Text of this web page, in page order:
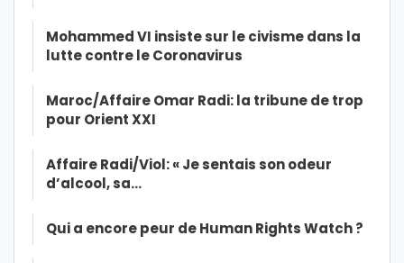
Mohammed VI insiste sur le civisme dans la
lutte contre le Coronavirus
Maroc/Affaire Omar Radi: la tribune de trop
pour Orient XXI
Affaire Radi/Viol: « Je sentais son odeur
d’alcool, sa…
Qui a encore peur de Human Rights Watch ?